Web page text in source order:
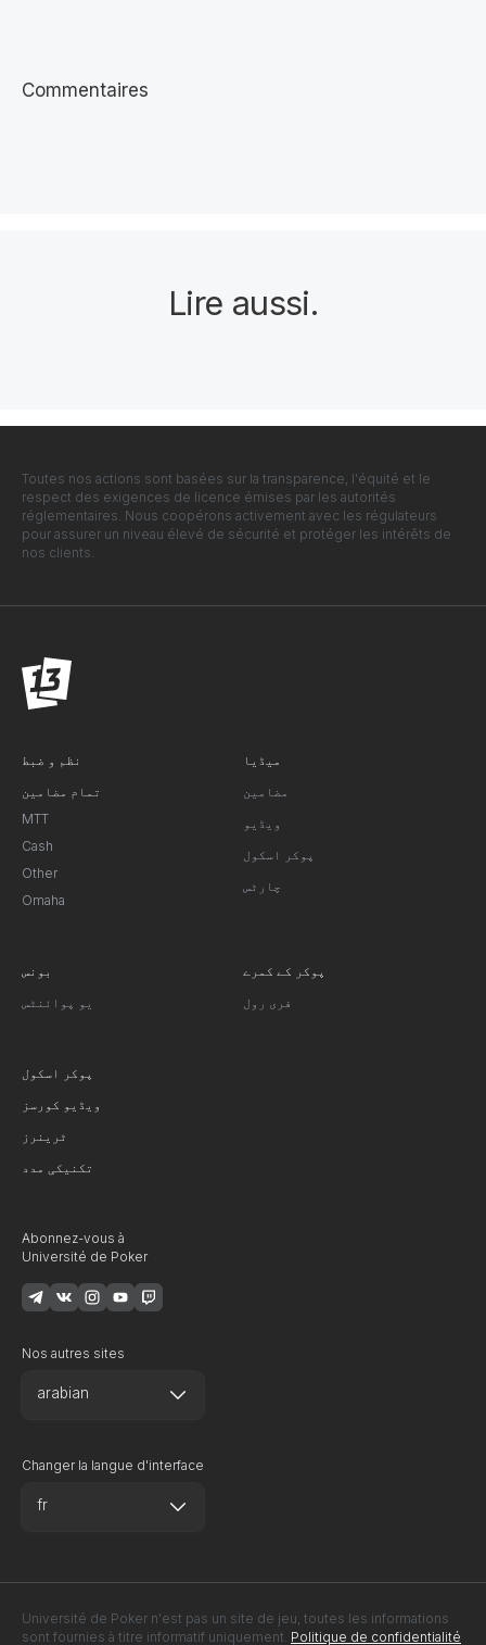
Commentaires
Lire aussi.
Toutes nos actions sont basées sur la transparence, l'équité et le
respect des exigences de licence émises par les autorités
réglementaires. Nous coopérons activement avec les régulateurs
pour assurer un niveau élevé de sécurité et protéger les intérêts de
nos clients.
نظم و ضبط
تمام مضامین
MTT
Cash
Other
Omaha
میڈیا
مضامین
ویڈیو
پوکر اسکول
چارٹس
بونس
یو پوائنٹس
پوکر کے کمرے
فری رول
پوکر اسکول
ویڈیو کورسز
ٹرینرز
تکنیکی مدد
Abonnez-vous à
Université de Poker
Nos autres sites
arabian
Changer la langue d'interface
fr
Université de Poker n'est pas un site de jeu, toutes les informations
sont fournies à titre informatif uniquement. Politique de confidentialité